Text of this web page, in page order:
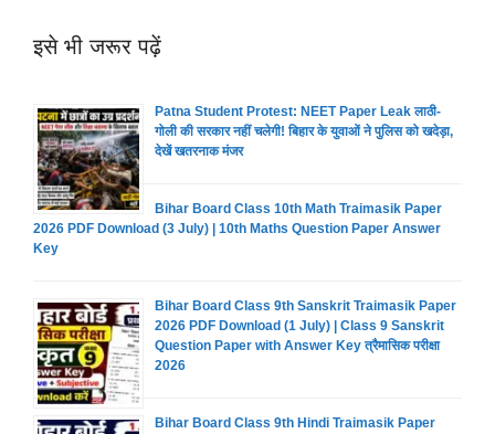
इसे भी जरूर पढ़ें
Patna Student Protest: NEET Paper Leak लाठी-
गोली की सरकार नहीं चलेगी! बिहार के युवाओं ने पुलिस को खदेड़ा,
देखें खतरनाक मंजर
Bihar Board Class 10th Math Traimasik Paper
2026 PDF Download (3 July) | 10th Maths Question Paper Answer
Key
Bihar Board Class 9th Sanskrit Traimasik Paper
2026 PDF Download (1 July) | Class 9 Sanskrit
Question Paper with Answer Key त्रैमासिक परीक्षा
2026
Bihar Board Class 9th Hindi Traimasik Paper